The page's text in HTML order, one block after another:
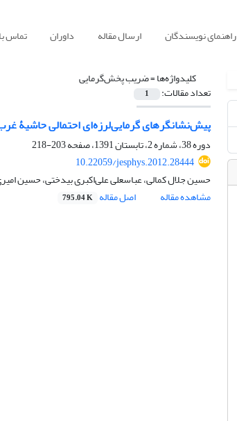
راهنمای نویسندگان ارسال مقاله داوران تماس
کلیدواژه‌ها =ضریب پخش‌گرمایی
تعداد مقالات: 1
پیش‌نشانگرهای گرمایی‌لرزه‌ای احتمالی حاشیۀ
دوره 38، شماره 2، تابستان 1391، صفحه
203-218
10.22059/jesphys.2012.28444
حسین جلال کمالی، عباسعلی علی‌اکبری بیدختی، حسین
مشاهده مقاله
اصل مقاله 795.04 K